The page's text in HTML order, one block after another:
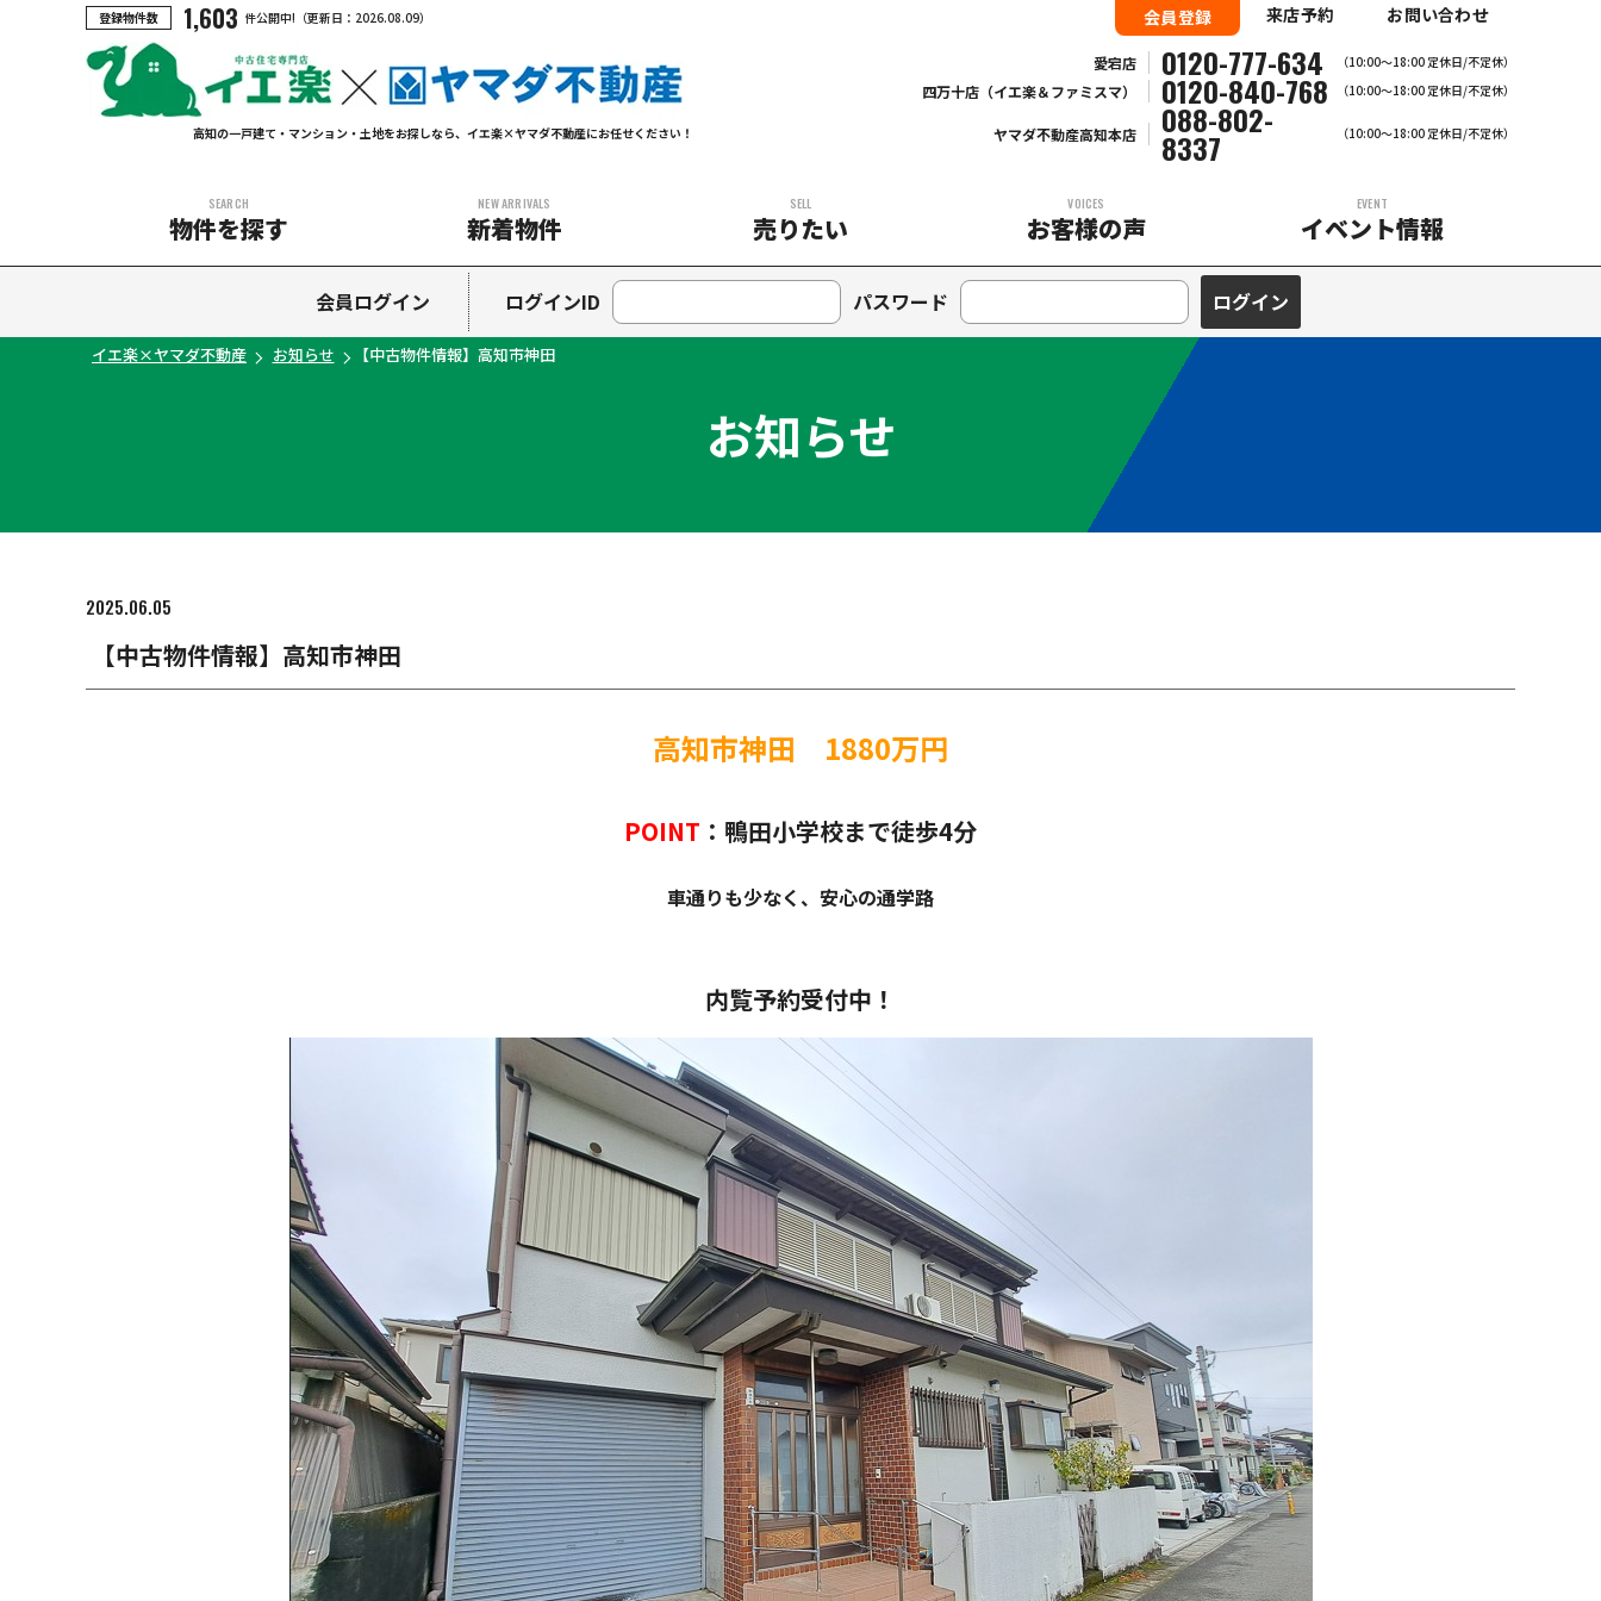
登録物件数 1,603 件公開中! （更新日： 2026.08.09）
高知の一戸建て・マンション・土地をお探しなら、イエ楽×ヤマダ不動産にお任せください！
会員登録 来店予約 お問い合わせ
愛宕店 0120-777-634 （10:00～18:00 定休日/不定休）
四万十店（イエ楽＆ファミスマ） 0120-840-768 （10:00〜18:00 定休日/不定休）
ヤマダ不動産高知本店 088-802-
8337 （10:00～18:00 定休日/不定休）
SEARCH
物件を探す
中古一戸建て
中古マンション
土地
新築一戸建て
NEW ARRIVALS
新着物件
SELL
売りたい
VOICES
お客様の声
EVENT
イベント情報
会員ログイン ログインID パスワード
イエ楽×ヤマダ不動産 お知らせ 【中古物件情報】高知市神田
お知らせ
2025.06.05
【中古物件情報】高知市神田
高知市神田 1880万円
POINT ：鴨田小学校まで徒歩4分
車通りも少なく、安心の通学路
内覧予約受付中！